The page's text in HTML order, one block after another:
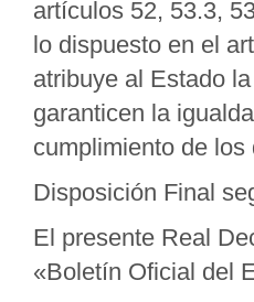
artículos 52, 53.3,
lo dispuesto en el
atribuye al Estado
garanticen la
cumplimiento de
Disposición Final
El presente Real
«Boletín Oficial del